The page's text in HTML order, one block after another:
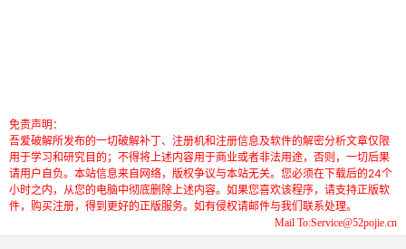
免责声明：
吾爱破解所发布的一切破解补丁、注册机和注册信息及软件的解密分析文章仅限
用于学习和研究目的；不得将上述内容用于商业或者非法用途，否则，一切后果
请用户自负。本站信息来自网络，版权争议与本站无关。您必须在下载后的24个
小时之内，从您的电脑中彻底删除上述内容。如果您喜欢该程序，请支持正版软
件，购买注册，得到更好的正版服务。如有侵权请邮件与我们联系处理。
Mail To:Service@52pojie.cn